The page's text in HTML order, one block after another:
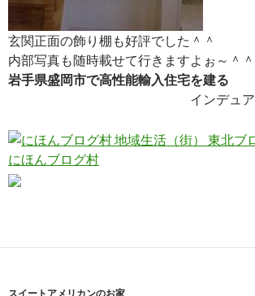
玄関正面の飾り棚も好評でした＾＾
内部写真も随時載せて行きますよぉ～＾＾
岩手県盛岡市で高性能輸入住宅を建る
インデュアホー
にほんブログ村
スイートアメリカンのお家